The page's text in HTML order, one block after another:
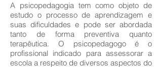
A psicopedagogia tem como objeto de
estudo o processo de aprendizagem e
suas dificuldades e pode ser abordada
tanto de forma preventiva quanto
terapêutica. O psicopedagogo é o
profissional indicado para assessorar a
escola a respeito de diversos aspectos do